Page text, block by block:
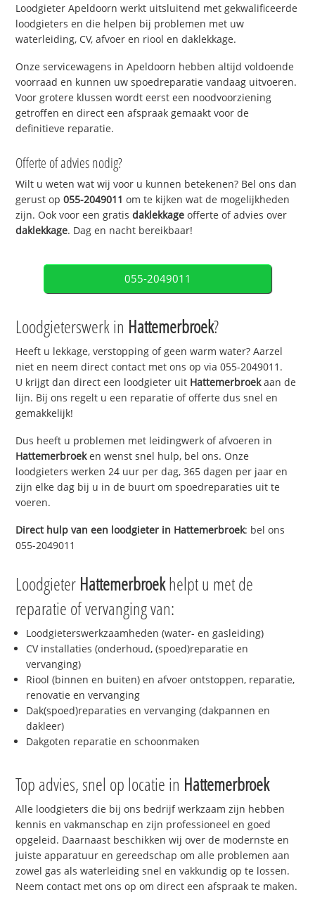
Loodgieter Apeldoorn werkt uitsluitend met gekwalificeerde
loodgieters en die helpen bij problemen met uw
waterleiding, CV, afvoer en riool en daklekkage.
Onze servicewagens in Apeldoorn hebben altijd voldoende
voorraad en kunnen uw spoedreparatie vandaag uitvoeren.
Voor grotere klussen wordt eerst een noodvoorziening
getroffen en direct een afspraak gemaakt voor de
definitieve reparatie.
Offerte of advies nodig?
Wilt u weten wat wij voor u kunnen betekenen? Bel ons dan
gerust op055-2049011 om te kijken wat de mogelijkheden
zijn. Ook voor een gratisdaklekkage offerte of advies over
daklekkage. Dag en nacht bereikbaar!
055-2049011
Loodgieterswerk in Hattemerbroek?
Heeft u lekkage, verstopping of geen warm water? Aarzel
niet en neem direct contact met ons op via 055-2049011.
U krijgt dan direct een loodgieter uit Hattemerbroekaan de
lijn. Bij ons regelt u een reparatie of offerte dus snel en
gemakkelijk!
Dus heeft u problemen met leidingwerk of afvoeren in
Hattemerbroeken wenst snel hulp, bel ons. Onze
loodgieters werken 24 uur per dag, 365 dagen per jaar en
zijn elke dag bij u in de buurt om spoedreparaties uit te
voeren.
Direct hulp van een loodgieter in Hattemerbroek: bel ons
055-2049011
Loodgieter Hattemerbroekhelpt u met de
reparatie of vervanging van:
Loodgieterswerkzaamheden (water- en gasleiding)
CV installaties (onderhoud, (spoed)reparatie en
vervanging)
Riool (binnen en buiten) en afvoer ontstoppen, reparatie,
renovatie en vervanging
Dak(spoed)reparaties en vervanging (dakpannen en
dakleer)
Dakgoten reparatie en schoonmaken
Top advies, snel op locatie in Hattemerbroek
Alle loodgieters die bij ons bedrijf werkzaam zijn hebben
kennis en vakmanschap en zijn professioneel en goed
opgeleid. Daarnaast beschikken wij over de modernste en
juiste apparatuur en gereedschap om alle problemen aan
zowel gas als waterleiding snel en vakkundig op te lossen.
Neem contact met ons op om direct een afspraak te maken.